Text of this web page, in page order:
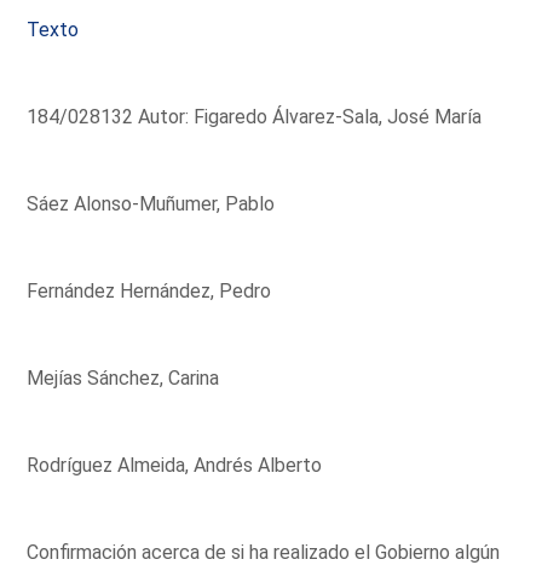
Texto
184/028132 Autor: Figaredo Álvarez-Sala, José María
Sáez Alonso-Muñumer, Pablo
Fernández Hernández, Pedro
Mejías Sánchez, Carina
Rodríguez Almeida, Andrés Alberto
Confirmación acerca de si ha realizado el Gobierno algún